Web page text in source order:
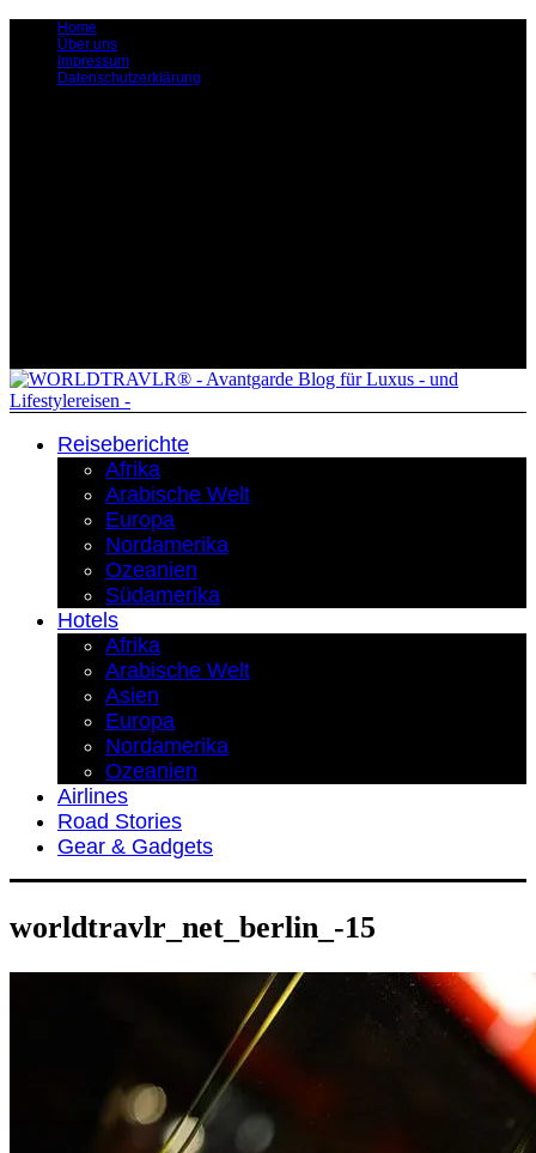
Home
Über uns
Impressum
Datenschutzerklärung
Reiseberichte
Afrika
Arabische Welt
Europa
Nordamerika
Ozeanien
Südamerika
Hotels
Afrika
Arabische Welt
Asien
Europa
Nordamerika
Ozeanien
Airlines
Road Stories
Gear & Gadgets
worldtravlr_net_berlin_-15